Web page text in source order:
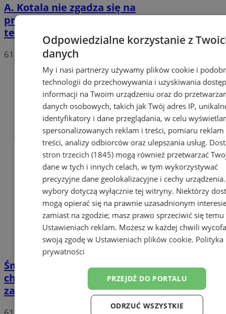
A. Kotala nie zgadza się na
przeprowadzenie wyborów w Chorzowie w
terminie 10 maja
61
Śmiertelny wypadek w Chorzowie: pieszy
chciał przebiec przez DTŚ. Droga jest
zakorkowana!
Odpowiedzialne korzystanie z
danych
My i nasi partnerzy używamy plików cookie i
technologii do przechowywania i uzyskiwania
informacji na Twoim urządzeniu oraz do
danych osobowych, takich jak Twój adres IP,
identyfikatory i dane przeglądania, w celu
spersonalizowanych reklam i treści, pomiaru reklam
treści, analizy odbiorców oraz ulepszania usług.
stron trzecich (1845)mogą również przetwarzać
dane w tych i innych celach, w tym wykorzystywać
precyzyjne dane geolokalizacyjne i cechy
wybory dotyczą wyłącznie tej witryny. Niektórzy
mogą opierać się na prawnie uzasadnionym
zamiast na zgodzie; masz prawo sprzeciwić się temu
Ustawieniach reklam. Możesz w każdej chwili
swoją zgodę w Ustawieniach plików cookie. Polityka
prywatności
PRZEJDŹ DO PORTALU
ODRZUĆ WSZYSTKIE